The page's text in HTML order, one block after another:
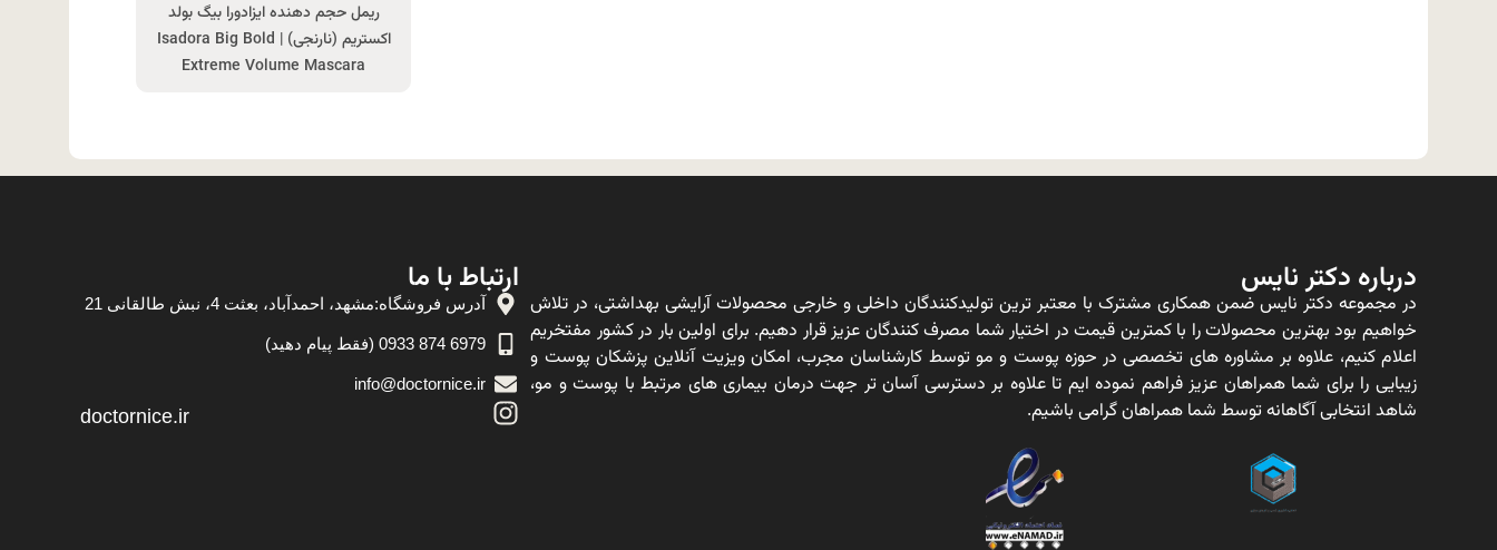
ریمل حجم دهنده ایزادورا بیگ بولد
اکستریم (نارنجی) | Isadora Big Bold
Extreme Volume Mascara
درباره دکتر نایس
در مجموعه دکتر نایس ضمن همکاری مشترک با معتبر ترین تولیدکنندگان داخلی و خارجی محصولات آرایشی بهداشتی، در تلاش
خواهیم بود بهترین محصولات را با کمترین قیمت در اختیار شما مصرف کنندگان عزیز قرار دهیم. برای اولین بار در کشور مفتخریم
اعلام کنیم، علاوه بر مشاوره های تخصصی در حوزه پوست و مو توسط کارشناسان مجرب، امکان ویزیت آنلاین پزشکان پوست و
زیبایی را برای شما همراهان عزیز فراهم نموده ایم تا علاوه بر دسترسی آسان تر جهت درمان بیماری های مرتبط با پوست و مو،
شاهد انتخابی آگاهانه توسط شما همراهان گرامی باشیم.
ارتباط با ما
آدرس فروشگاه:مشهد، احمدآباد، بعثت 4، نبش طالقانی 21
6979 874 0933 (فقط پیام دهید)
info@doctornice.ir
doctornice.ir